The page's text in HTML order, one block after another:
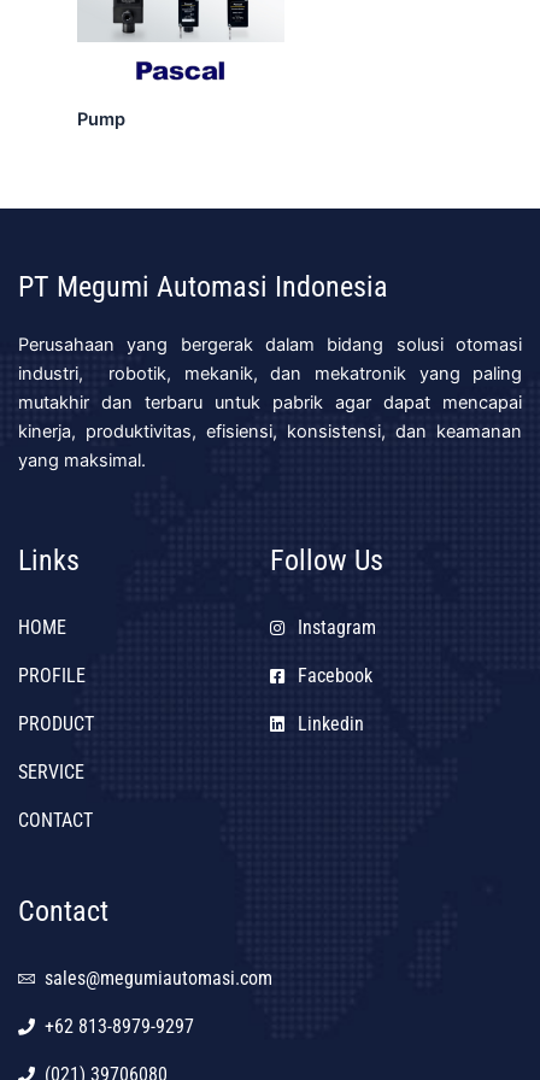
Pump
PT Megumi Automasi Indonesia
Perusahaan yang bergerak dalam bidang solusi otomasi
industri, robotik, mekanik, dan mekatronik yang paling
mutakhir dan terbaru untuk pabrik agar dapat mencapai
kinerja, produktivitas, efisiensi, konsistensi, dan keamanan
yang maksimal.
Links
HOME
PROFILE
PRODUCT
SERVICE
CONTACT
Follow Us
Instagram
Facebook
Linkedin
Contact
sales@megumiautomasi.com
+62 813-8979-9297
(021) 39706080